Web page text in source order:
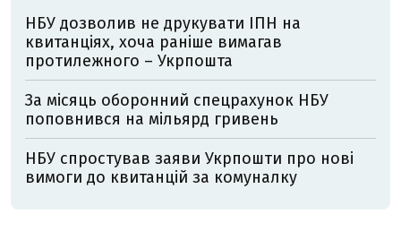
НБУ дозволив не друкувати ІПН на
квитанціях, хоча раніше вимагав
протилежного – Укрпошта
За місяць оборонний спецрахунок НБУ
поповнився на мільярд гривень
НБУ спростував заяви Укрпошти про нові
вимоги до квитанцій за комуналку